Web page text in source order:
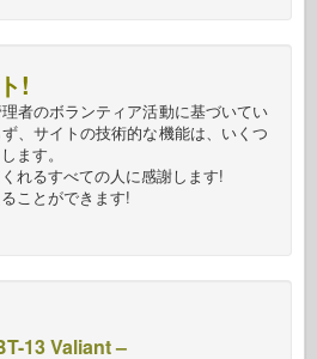
!
者のボランティア活動に基づいてい
、サイトの技術的な機能は、いくつ
ます。
れるすべての人に感謝します!
ことができます!
13 Valiant –